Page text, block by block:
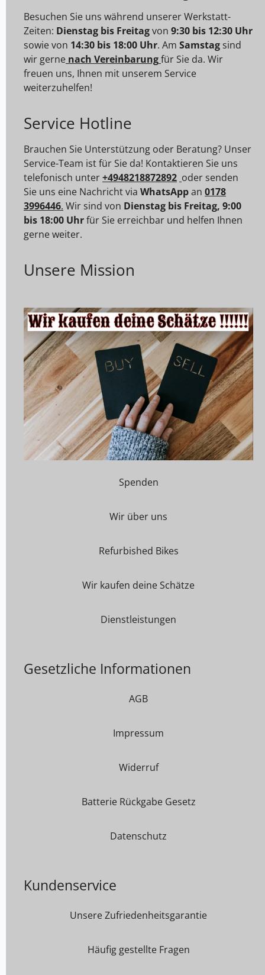
Besuchen Sie uns während unserer Werkstatt-
Zeiten: Dienstag bis Freitagvon 9:30 bis 12:30 Uhr
sowie von 14:30 bis 18:00 Uhr. Am Samstag sind
wir gerne nach Vereinbarungfür Sie da. Wir
freuen uns, Ihnen mit unserem Service
weiterzuhelfen!
Service Hotline
Brauchen Sie Unterstützung oder Beratung? Unser
Service-Team ist für Sie da! Kontaktieren Sie uns
telefonisch unter+4948218872892 oder senden
Sie uns eine Nachricht via WhatsAppan 0178
3996446. Wir sind von Dienstag bis Freitag, 9:00
bis 18:00 Uhrfür Sie erreichbar und helfen Ihnen
gerne weiter.
Unsere Mission
Spenden
Wir über uns
Refurbished Bikes
Wir kaufen deine Schätze
Dienstleistungen
Gesetzliche Informationen
AGB
Impressum
Widerruf
Batterie Rückgabe Gesetz
Datenschutz
Kundenservice
Unsere Zufriedenheitsgarantie
Häufig gestellte Fragen